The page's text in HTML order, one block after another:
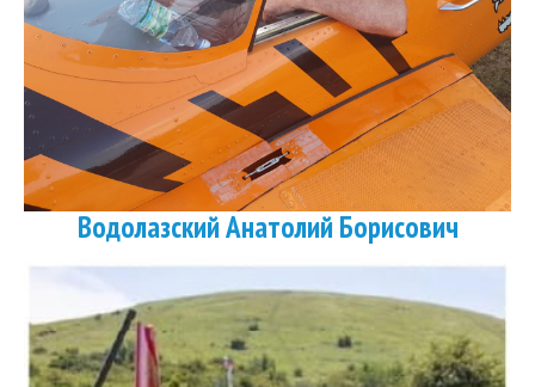
Водолазский Анатолий Борисович